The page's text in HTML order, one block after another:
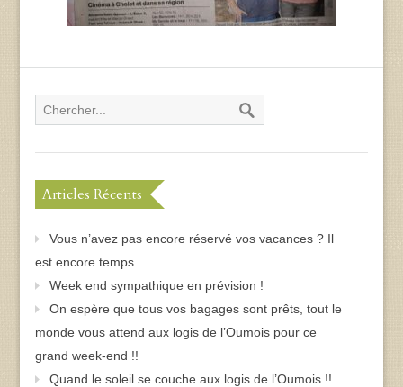
Articles Récents
Vous n’avez pas encore réservé vos vacances ? Il
est encore temps…
Week end sympathique en prévision !
On espère que tous vos bagages sont prêts, tout le
monde vous attend aux logis de l’Oumois pour ce
grand week-end !!
Quand le soleil se couche aux logis de l’Oumois !!